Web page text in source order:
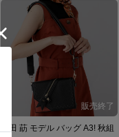
泉田 莇 モデル バッグ A3! 秋組